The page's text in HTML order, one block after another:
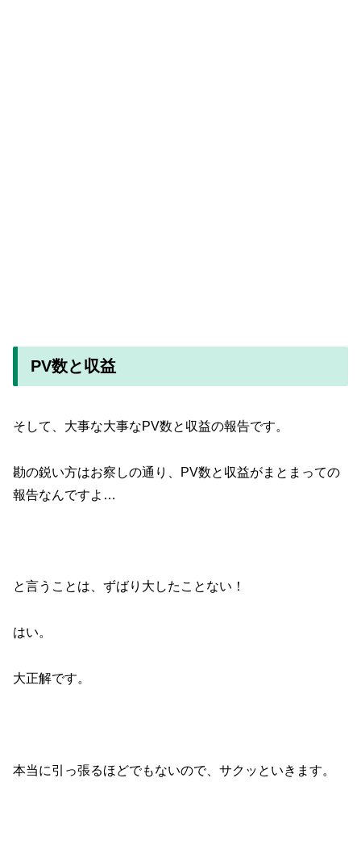
PV数と収益
そして、大事な大事なPV数と収益の報告です。
勘の鋭い方はお察しの通り、PV数と収益がまとまっての
報告なんですよ…
と言うことは、ずばり大したことない！
はい。
大正解です。
本当に引っ張るほどでもないので、サクッといきます。